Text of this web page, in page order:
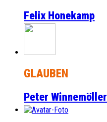
Felix Honekamp
GLAUBEN
Peter Winnemöller